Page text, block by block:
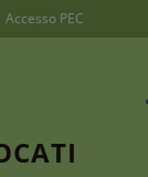
Accesso PEC